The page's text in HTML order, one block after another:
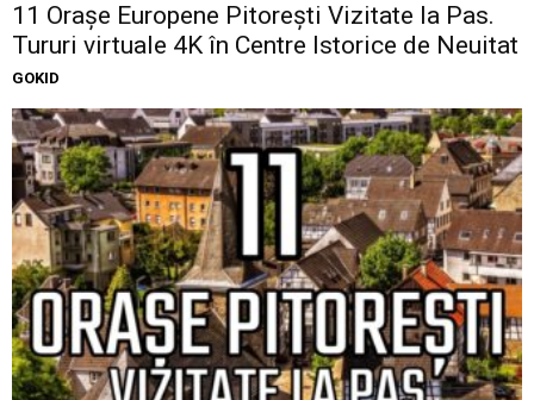
11 Oraşe Europene Pitoreşti Vizitate la Pas.
Tururi virtuale 4K în Centre Istorice de Neuitat
GOKID